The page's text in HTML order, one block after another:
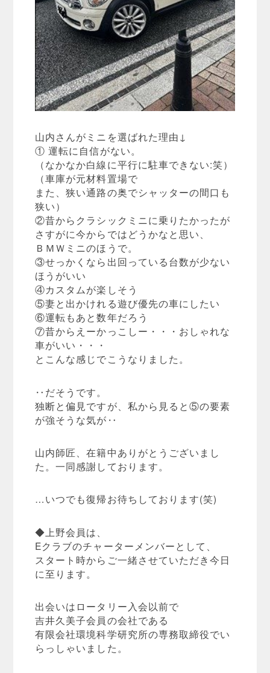
山内さんがミニを選ばれた理由↓
① 運転に自信がない。
（なかなか白線に平行に駐車できない:笑）
（車庫が元材料置場で
また、狭い通路の奥でシャッターの間口も
狭い）
②昔からクラシックミニに乗りたかったが
さすがに今からではどうかなと思い、
ＢＭＷミニのほうで。
③せっかくなら出回っている台数が少ない
ほうがいい
④カスタムが楽しそう
⑤妻と出かけれる遊び優先の車にしたい
⑥運転もあと数年だろう
⑦昔からえーかっこしー・・・おしゃれな
車がいい・・・
とこんな感じでこうなりました。
‥だそうです。
独断と偏見ですが、私から見ると⑤の要素
が強そうな気が‥
山内師匠、在籍中ありがとうございまし
た。一同感謝しております。
…いつでも復帰お待ちしております(笑)
◆上野会員は、
Eクラブのチャーターメンバーとして、
スタート時からご一緒させていただき今日
に至ります。
出会いはロータリー入会以前で
吉井久美子会員の会社である
有限会社環境科学研究所の専務取締役でい
らっしゃいました。